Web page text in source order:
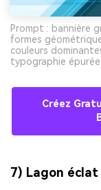
Prompt : bannière
formes
couleurs
typographie
Créez
7) Lagon éclat